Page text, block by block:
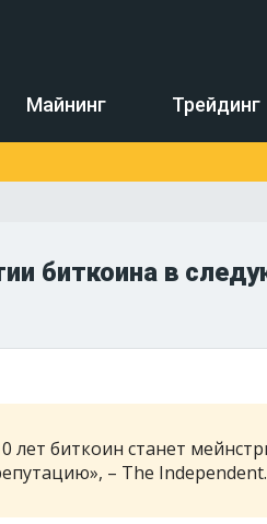
Майнинг Трейдинг
биткоина в
лет биткоин станет
– The Independent.